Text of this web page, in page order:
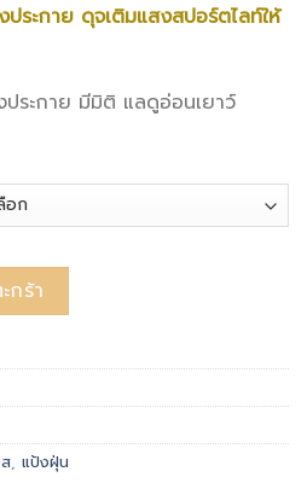
ระกาย ดุจเติมแสงสปอร์ตไลท์ให้
ระกาย มีมิติ แลดูอ่อนเยาว์
ชิ้น
กร้า
, แป้งฝุ่น